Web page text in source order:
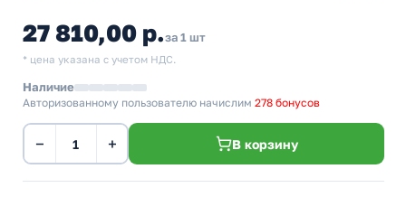
27 810,00 р.за 1 шт
* цена указана с учетом НДС.
Наличие
Авторизованному пользователю начислим 278 бонусов
− + В корзину